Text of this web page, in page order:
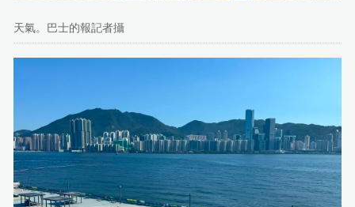
天氣。巴士的報記者攝